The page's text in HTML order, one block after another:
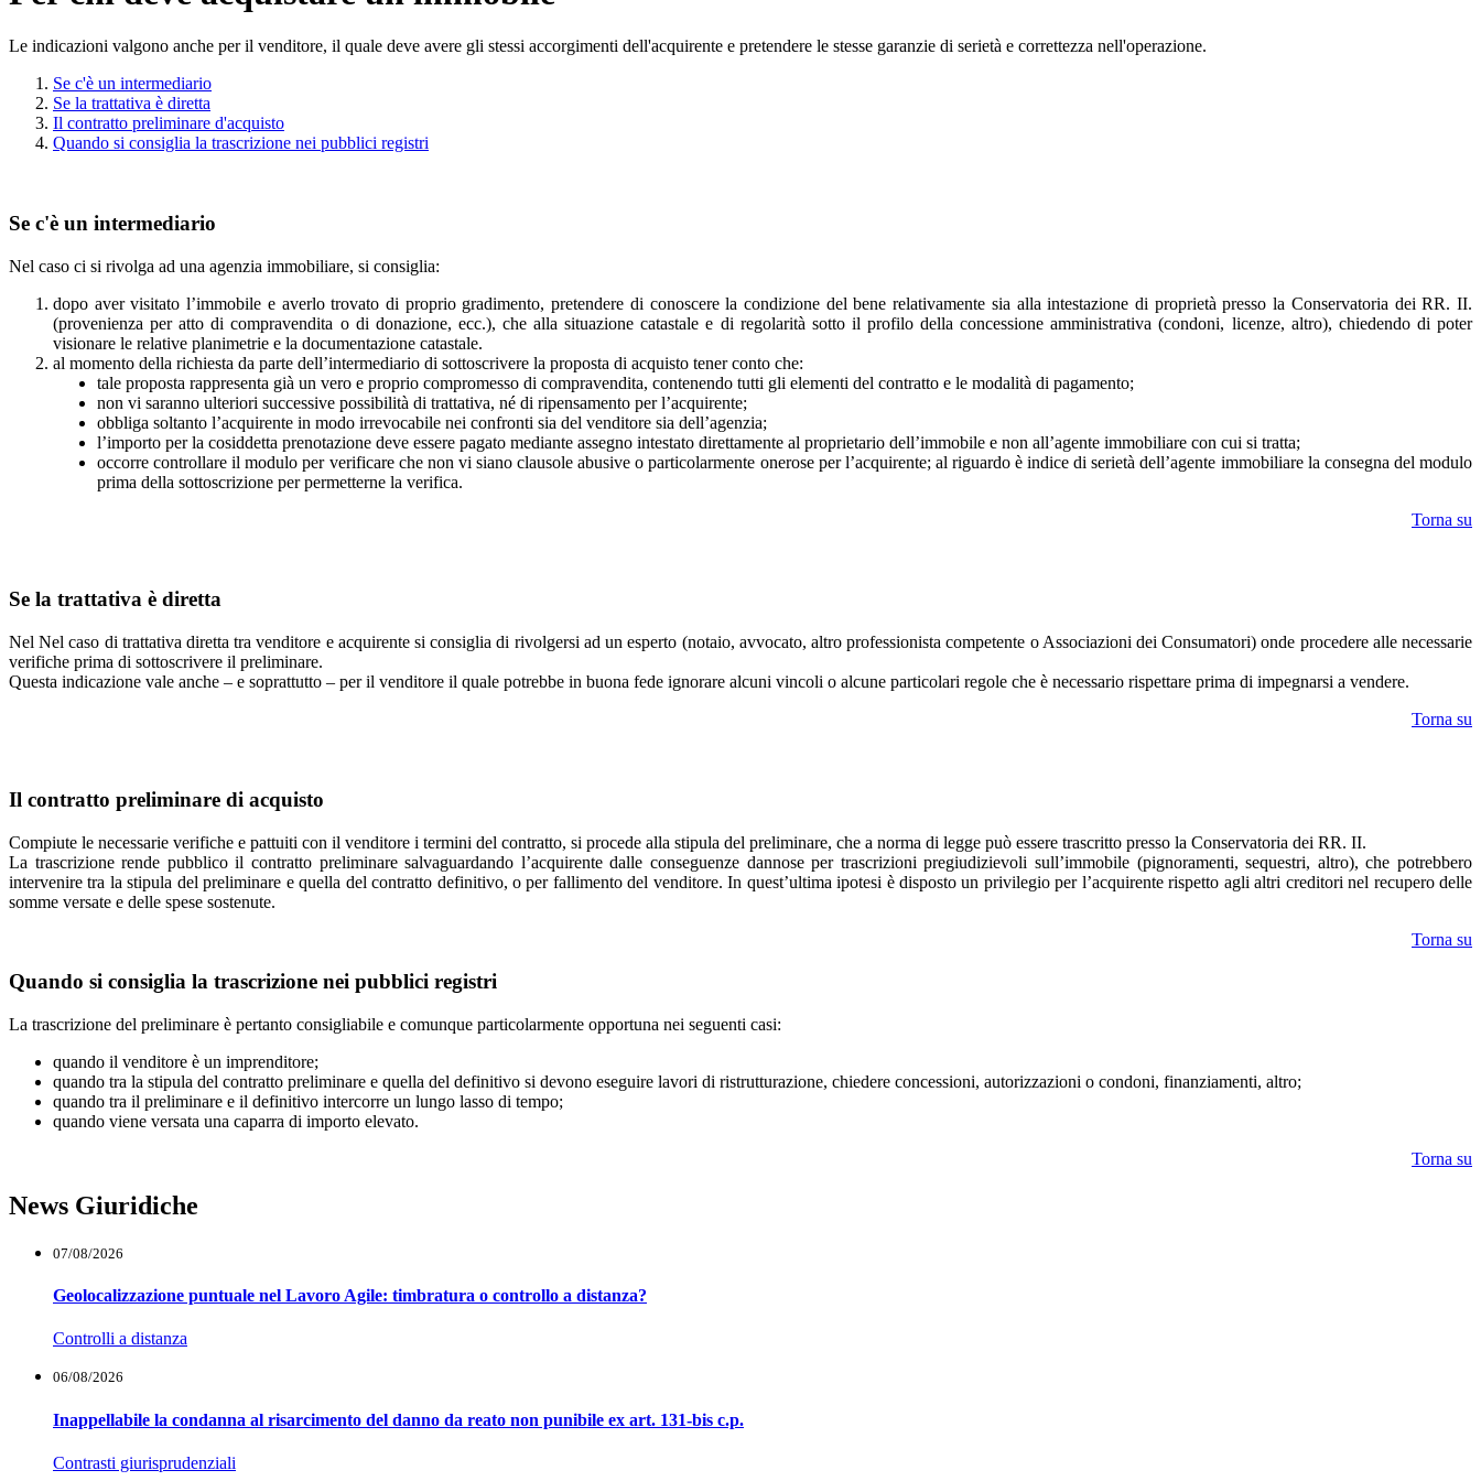
Le indicazioni valgono anche per il venditore, il quale deve avere gli stessi accorgimenti dell'acquirente e pretendere le stesse garanzie di serietà e correttezza nell'operazione.
Se c'è un intermediario
Se la trattativa è diretta
Il contratto preliminare d'acquisto
Quando si consiglia la trascrizione nei pubblici registri
Se c'è un intermediario
Nel caso ci si rivolga ad una agenzia immobiliare, si consiglia:
dopo aver visitato l’immobile e averlo trovato di proprio gradimento, pretendere di conoscere la condizione del bene relativamente sia alla intestazione di proprietà presso la Conservatoria dei RR. II.
(provenienza per atto di compravendita o di donazione, ecc.), che alla situazione catastale e di regolarità sotto il profilo della concessione amministrativa (condoni, licenze, altro), chiedendo di poter
visionare le relative planimetrie e la documentazione catastale.
al momento della richiesta da parte dell’intermediario di sottoscrivere la proposta di acquisto tener conto che:
tale proposta rappresenta già un vero e proprio compromesso di compravendita, contenendo tutti gli elementi del contratto e le modalità di pagamento;
non vi saranno ulteriori successive possibilità di trattativa, né di ripensamento per l’acquirente;
obbliga soltanto l’acquirente in modo irrevocabile nei confronti sia del venditore sia dell’agenzia;
l’importo per la cosiddetta prenotazione deve essere pagato mediante assegno intestato direttamente al proprietario dell’immobile e non all’agente immobiliare con cui si tratta;
occorre controllare il modulo per verificare che non vi siano clausole abusive o particolarmente onerose per l’acquirente; al riguardo è indice di serietà dell’agente immobiliare la consegna del modulo
prima della sottoscrizione per permetterne la verifica.
Torna su
Se la trattativa è diretta
Nel Nel caso di trattativa diretta tra venditore e acquirente si consiglia di rivolgersi ad un esperto (notaio, avvocato, altro professionista competente o Associazioni dei Consumatori) onde procedere alle necessarie
verifiche prima di sottoscrivere il preliminare.
Questa indicazione vale anche – e soprattutto – per il venditore il quale potrebbe in buona fede ignorare alcuni vincoli o alcune particolari regole che è necessario rispettare prima di impegnarsi a vendere.
Torna su
Il contratto preliminare di acquisto
Compiute le necessarie verifiche e pattuiti con il venditore i termini del contratto, si procede alla stipula del preliminare, che a norma di legge può essere trascritto presso la Conservatoria dei RR. II.
La trascrizione rende pubblico il contratto preliminare salvaguardando l’acquirente dalle conseguenze dannose per trascrizioni pregiudizievoli sull’immobile (pignoramenti, sequestri, altro), che potrebbero
intervenire tra la stipula del preliminare e quella del contratto definitivo, o per fallimento del venditore. In quest’ultima ipotesi è disposto un privilegio per l’acquirente rispetto agli altri creditori nel recupero delle
somme versate e delle spese sostenute.
Torna su
Quando si consiglia la trascrizione nei pubblici registri
La trascrizione del preliminare è pertanto consigliabile e comunque particolarmente opportuna nei seguenti casi:
quando il venditore è un imprenditore;
quando tra la stipula del contratto preliminare e quella del definitivo si devono eseguire lavori di ristrutturazione, chiedere concessioni, autorizzazioni o condoni, finanziamenti, altro;
quando tra il preliminare e il definitivo intercorre un lungo lasso di tempo;
quando viene versata una caparra di importo elevato.
Torna su
News Giuridiche
07/08/2026
Geolocalizzazione puntuale nel Lavoro Agile: timbratura o controllo a distanza?
Controlli a distanza
06/08/2026
Inappellabile la condanna al risarcimento del danno da reato non punibile ex art. 131-bis c.p.
Contrasti giurisprudenziali